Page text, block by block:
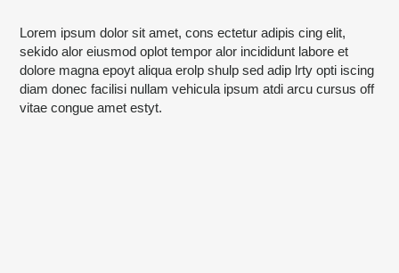
Lorem ipsum dolor sit amet, cons ectetur adipis cing elit,
sekido alor eiusmod oplot tempor alor incididunt labore et
dolore magna epoyt aliqua erolp shulp sed adip lrty opti iscing
diam donec facilisi nullam vehicula ipsum atdi arcu cursus off
vitae congue amet estyt.